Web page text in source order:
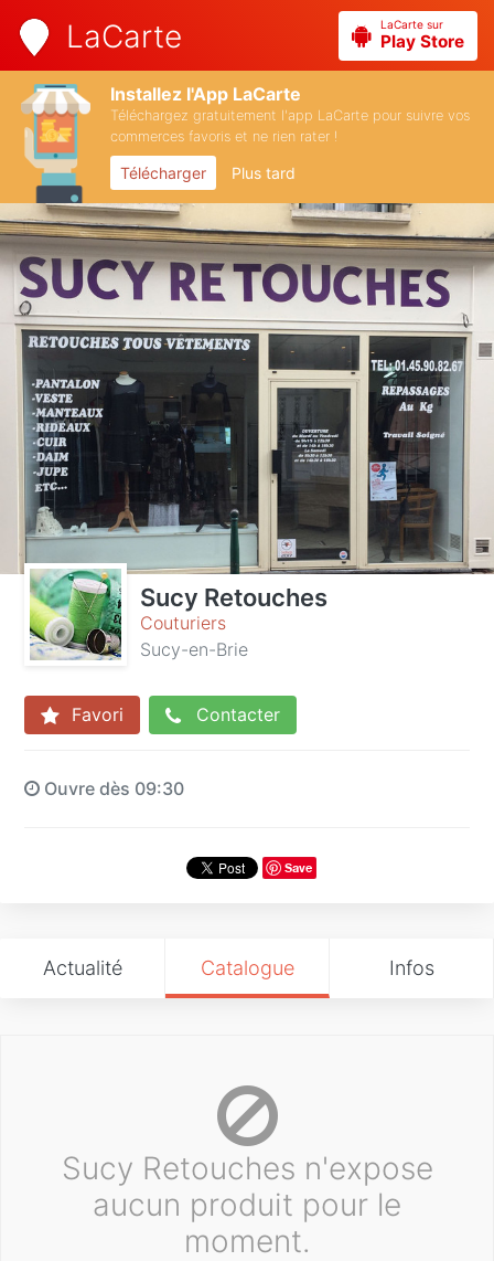
LaCarte LaCarte sur
Play Store
Installez l'App LaCarte
Téléchargez gratuitement l'app LaCarte pour suivre vos
commerces favoris et ne rien rater !
Télécharger Plus tard
Sucy Retouches
Couturiers
Sucy-en-Brie
Favori Contacter
Ouvre dès 09:30
Save
Actualité Catalogue Infos
Sucy Retouches n'expose
aucun produit pour le
moment.